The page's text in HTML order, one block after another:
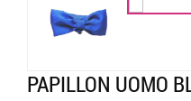
PAPILLON UOMO